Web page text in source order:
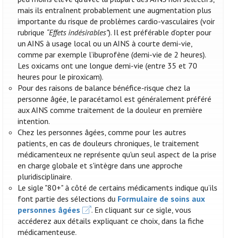
mais ils entraînent probablement une augmentation plus
importante du risque de problèmes cardio-vasculaires (voir
rubrique “Effets indésirables”). Il est préférable d’opter pour
un AINS à usage local ou un AINS à courte demi-vie,
comme par exemple l’ibuprofène (demi-vie de 2 heures).
Les oxicams ont une longue demi-vie (entre 35 et 70
heures pour le piroxicam).
Pour des raisons de balance bénéfice-risque chez la
personne âgée, le paracétamol est généralement préféré
aux AINS comme traitement de la douleur en première
intention.
Chez les personnes âgées, comme pour les autres
patients, en cas de douleurs chroniques, le traitement
médicamenteux ne représente qu'un seul aspect de la prise
en charge globale et s'intègre dans une approche
pluridisciplinaire.
Le sigle "80+" à côté de certains médicaments indique qu’ils
font partie des sélections du Formulaire de soins aux
personnes âgées
. En cliquant sur ce sigle, vous
accéderez aux détails expliquant ce choix, dans la fiche
médicamenteuse.